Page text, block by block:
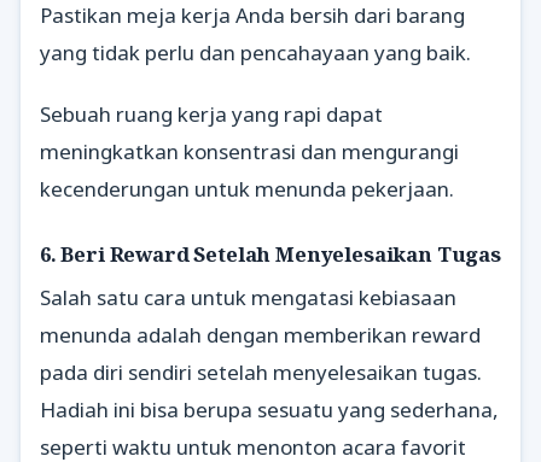
Pastikan meja kerja Anda bersih dari barang
yang tidak perlu dan pencahayaan yang baik.
Sebuah ruang kerja yang rapi dapat
meningkatkan konsentrasi dan mengurangi
kecenderungan untuk menunda pekerjaan.
6. Beri Reward Setelah Menyelesaikan Tugas
Salah satu cara untuk mengatasi kebiasaan
menunda adalah dengan memberikan reward
pada diri sendiri setelah menyelesaikan tugas.
Hadiah ini bisa berupa sesuatu yang sederhana,
seperti waktu untuk menonton acara favorit